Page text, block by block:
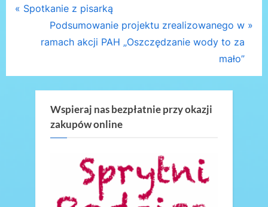
Nawigacja
wpisu
P
i
Spotkanie z pisarką
N
e
t
P
o
s
t
Podsumowanie projektu zrealizowanego w
ramach akcji PAH „Oszczędzanie wody to za
mało”
Wspieraj nas bezpłatnie przy okazji
zakupów online